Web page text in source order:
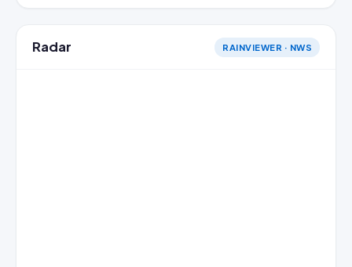
Radar RAINVIEWER · NWS